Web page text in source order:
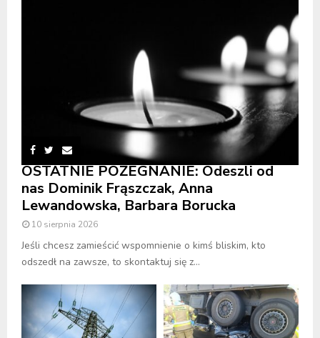
OSTATNIE POŻEGNANIE: Odeszli od
nas Dominik Frąszczak, Anna
Lewandowska, Barbara Borucka
10 sierpnia 2026
Jeśli chcesz zamieścić wspomnienie o kimś bliskim, kto
odszedł na zawsze, to skontaktuj się z...